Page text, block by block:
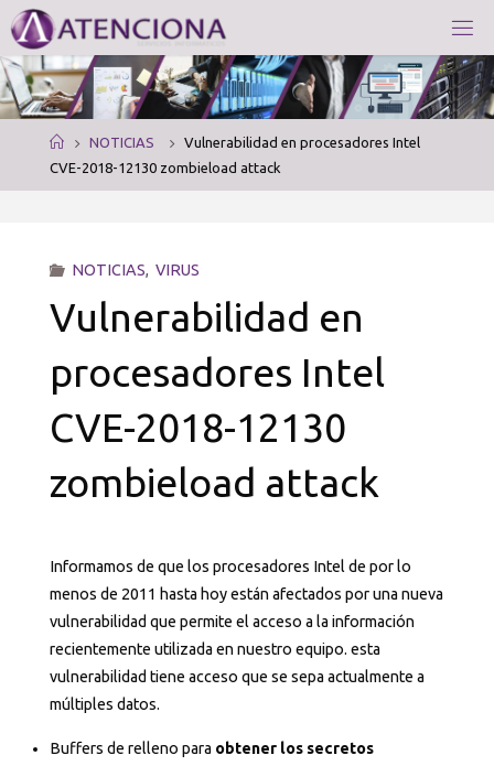
Saltar
contenido
TE
NCI
ON
AS
NF
OR
IC
O
Página
de
Inicio
NOTICIAS
Vulnerabilidad en procesadores Intel
CVE-2018-12130 zombieload attack
NOTICIAS, VIRUS
Vulnerabilidad en
procesadores Intel
CVE-2018-12130
zombieload attack
Informamos de que los procesadores Intel de por lo
menos de 2011 hasta hoy están afectados por una nueva
vulnerabilidad que permite el acceso a la información
recientemente utilizada en nuestro equipo. esta
vulnerabilidad tiene acceso que se sepa actualmente a
múltiples datos.
Buffers de relleno para obtener los secretos